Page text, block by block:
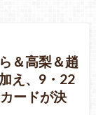
＆高梨＆趙
え、9・22
ードが決